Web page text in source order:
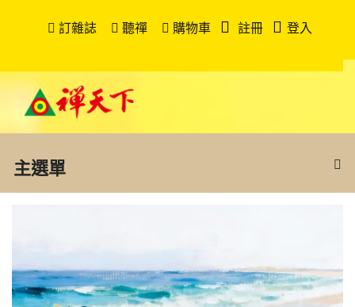
訂雜誌 聽禪 購物車 註冊 登入
主選單